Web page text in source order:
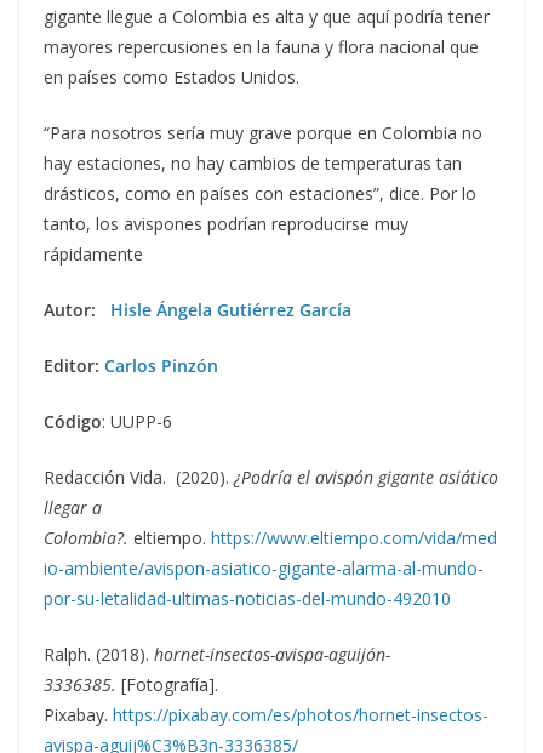
gigante llegue a Colombia es alta y que aquí podría tener
mayores repercusiones en la fauna y flora nacional que
en países como Estados Unidos.
“Para nosotros sería muy grave porque en Colombia no
hay estaciones, no hay cambios de temperaturas tan
drásticos, como en países con estaciones”, dice. Por lo
tanto, los avispones podrían reproducirse muy
rápidamente
Autor: Hisle Ángela Gutiérrez García
Editor: Carlos Pinzón
Código: UUPP-6
Redacción Vida. (2020). ¿Podría el avispón gigante asiático
llegar a
Colombia?. eltiempo. https://www.eltiempo.com/vida/med
io-ambiente/avispon-asiatico-gigante-alarma-al-mundo-
por-su-letalidad-ultimas-noticias-del-mundo-492010
Ralph. (2018). hornet-insectos-avispa-aguijón-
3336385. [Fotografía].
Pixabay. https://pixabay.com/es/photos/hornet-insectos-
avispa-aguij%C3%B3n-3336385/